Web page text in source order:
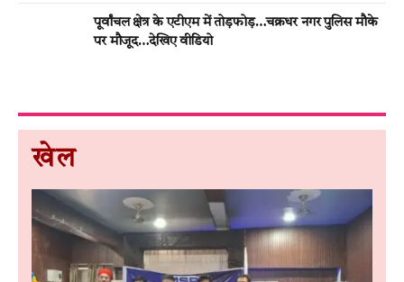
पूर्वांचल क्षेत्र के एटीएम में तोड़फोड़…चक्रधर नगर पुलिस मौके
पर मौजूद…देखिए वीडियो
खेल